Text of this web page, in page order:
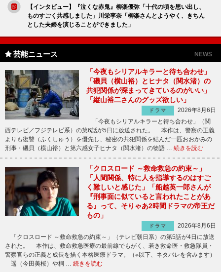
【インタビュー】『泣くな赤鬼』柳楽優弥「十代の頃を思い出し、
ものすごく共感しました」川栄李奈「柳楽さんとようやく、きちん
とした夫婦を演じることができました」
芸能ニュース NEWS
「今夜もシリアルキラーと待ち合わせ」
「磯貝（横山裕）とヒナタ（関水渚）の
共犯関係が深まってきているのがいい」
「縦山裕二さんのグッズ欲しい」
ドラマ
2026年8月6日
「今夜もシリアルキラーと待ち合わせ」（関
西テレビ／フジテレビ系）の第6話が5日に放送された。 本作は、警察の正義
よりも復讐（ふくしゅう）を優先し、秘密の共犯関係を結んだ一匹おおかみの
刑事・磯貝（横山裕）と第六感女子ヒナタ（関水渚）の物語 … 続きを読む
「クロスロード ～救命救急の約束～」
「人間関係、特に人を指導するのはすご
く難しいと感じた」「船越英一郎さんが
『刑事面に似ていると言われたことがあ
る』って、そりゃあ2時間ドラマの帝王だ
もの」
ドラマ
2026年8月6日
「クロスロード ～救命救急の約束～」（テレビ朝日系）の第5話が4日に放送
された。 本作は、救命救急医療の最前線でもがく、若き救命医・救急隊員・
警察官らの正義と成長を描く本格医療ドラマ。（※以下、ネタバレを含みます）
遥（今田美桜）や桐 … 続きを読む